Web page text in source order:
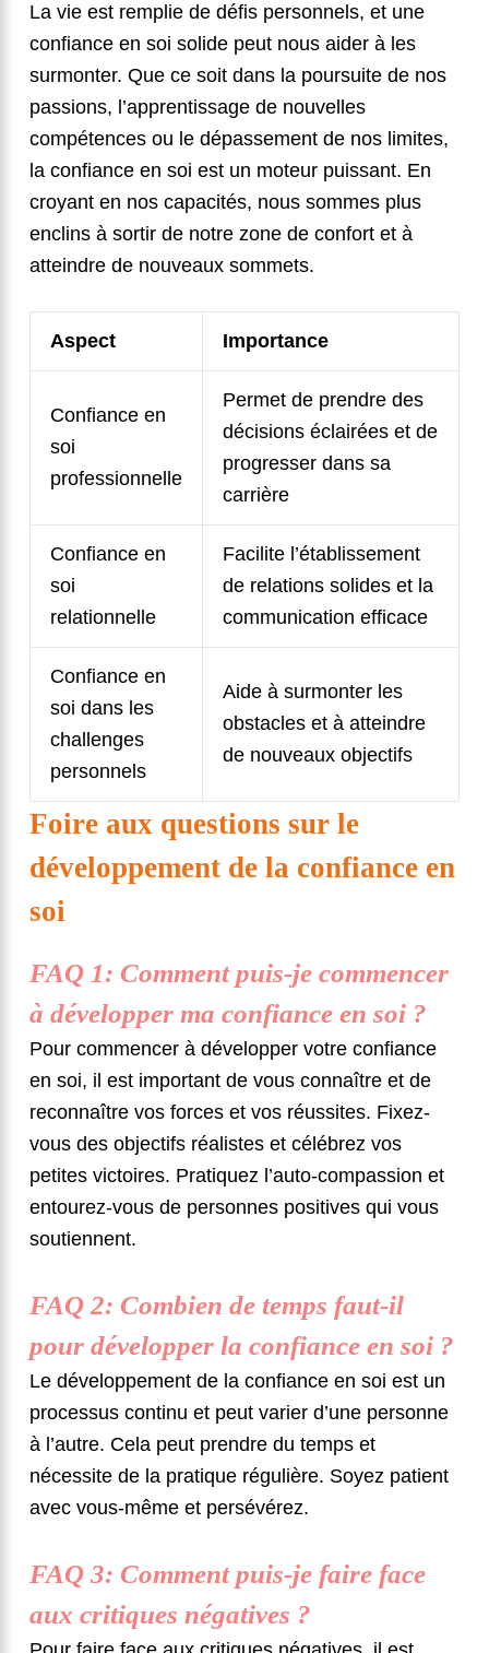
La vie est remplie de défis personnels, et une
confiance en soi solide peut nous aider à les
surmonter. Que ce soit dans la poursuite de nos
passions, l’apprentissage de nouvelles
compétences ou le dépassement de nos limites,
la confiance en soi est un moteur puissant. En
croyant en nos capacités, nous sommes plus
enclins à sortir de notre zone de confort et à
atteindre de nouveaux sommets.
Aspect Importance
Confiance en
soi
professionnelle
Permet de prendre des
décisions éclairées et de
progresser dans sa
carrière
Confiance en
soi
relationnelle
Facilite l’établissement
de relations solides et la
communication efficace
Confiance en
soi dans les
challenges
personnels
Aide à surmonter les
obstacles et à atteindre
de nouveaux objectifs
Foire aux questions sur le
développement de la confiance en
soi
FAQ 1: Comment puis-je commencer
à développer ma confiance en soi ?
Pour commencer à développer votre confiance
en soi, il est important de vous connaître et de
reconnaître vos forces et vos réussites. Fixez-
vous des objectifs réalistes et célébrez vos
petites victoires. Pratiquez l’auto-compassion et
entourez-vous de personnes positives qui vous
soutiennent.
FAQ 2: Combien de temps faut-il
pour développer la confiance en soi ?
Le développement de la confiance en soi est un
processus continu et peut varier d’une personne
à l’autre. Cela peut prendre du temps et
nécessite de la pratique régulière. Soyez patient
avec vous-même et persévérez.
FAQ 3: Comment puis-je faire face
aux critiques négatives ?